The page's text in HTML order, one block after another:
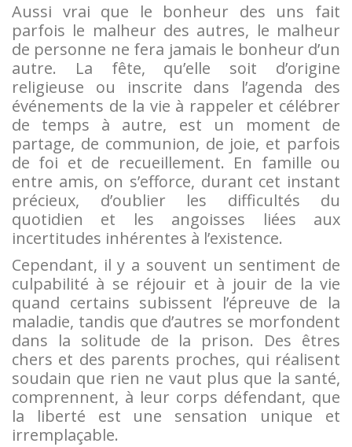
Aussi vrai que le bonheur des uns fait
parfois le malheur des autres, le malheur
de personne ne fera jamais le bonheur d’un
autre. La fête, qu’elle soit d’origine
religieuse ou inscrite dans l’agenda des
événements de la vie à rappeler et célébrer
de temps à autre, est un moment de
partage, de communion, de joie, et parfois
de foi et de recueillement. En famille ou
entre amis, on s’efforce, durant cet instant
précieux, d’oublier les difficultés du
quotidien et les angoisses liées aux
incertitudes inhérentes à l’existence.
Cependant, il y a souvent un sentiment de
culpabilité à se réjouir et à jouir de la vie
quand certains subissent l’épreuve de la
maladie, tandis que d’autres se morfondent
dans la solitude de la prison. Des êtres
chers et des parents proches, qui réalisent
soudain que rien ne vaut plus que la santé,
comprennent, à leur corps défendant, que
la liberté est une sensation unique et
irremplaçable.